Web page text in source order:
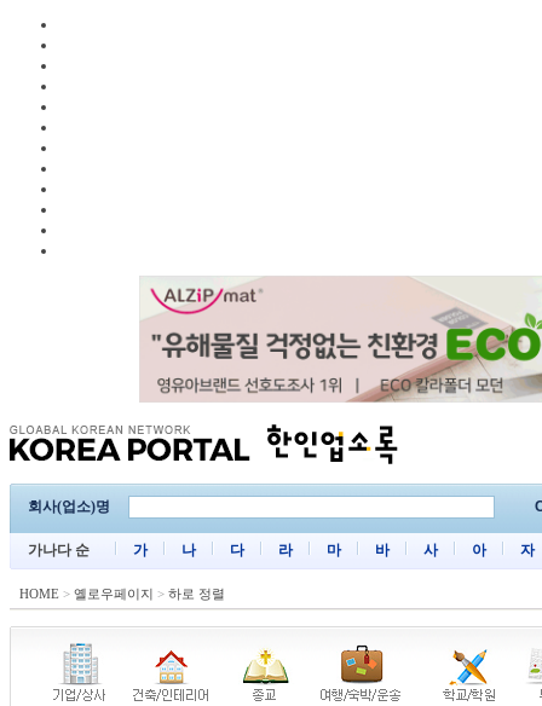
회사(업소)명
가나다 순 가 나 다 라 마 바 사 아 자
HOME > 옐로우페이지 > 하로 정렬